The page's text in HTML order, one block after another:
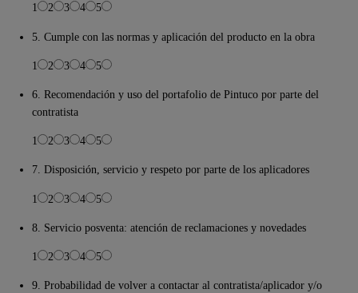
1 2 3 4 5
5. Cumple con las normas y aplicación del producto en la obra
1 2 3 4 5
6. Recomendación y uso del portafolio de Pintuco por parte del
contratista
1 2 3 4 5
7. Disposición, servicio y respeto por parte de los aplicadores
1 2 3 4 5
8. Servicio posventa: atención de reclamaciones y novedades
1 2 3 4 5
9. Probabilidad de volver a contactar al contratista/aplicador y/o